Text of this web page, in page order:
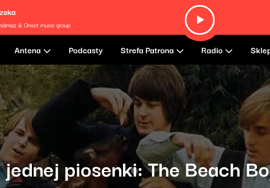
& Onset music group
Antena Podcasty Strefa Patrona Radio
piosenki: The Beach